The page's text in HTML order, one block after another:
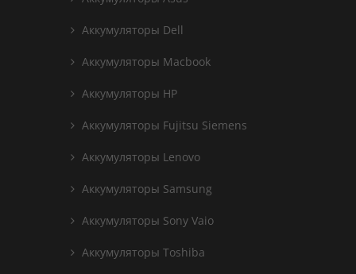
Аккумуляторы Dell
Аккумуляторы Macbook
Аккумуляторы HP
Аккумуляторы Fujitsu Siemens
Аккумуляторы Lenovo
Аккумуляторы Samsung
Аккумуляторы Sony Vaio
Аккумуляторы Toshiba